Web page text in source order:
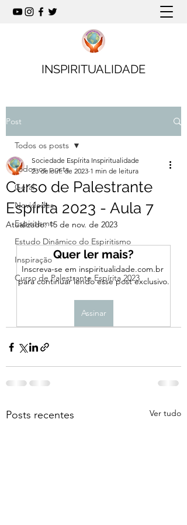
INSPIRITUALIDADE
Post
Todos os posts
Geral
Novidades
Espiritismo
Estudo Dinâmico do Espiritismo
Inspiração
Curso de Palestrante Espírita 2023
Todos os posts
Curso de Palestrante
Espírita 2023 - Aula 7
Sociedade Espírita Inspiritualidade
23 de out. de 2023 1 min de leitura
Atualizado:15 de nov. de 2023
Quer ler mais?
Inscreva-se em inspiritualidade.com.br
para continuar lendo esse post exclusivo.
Assinar
Posts recentes Ver tudo